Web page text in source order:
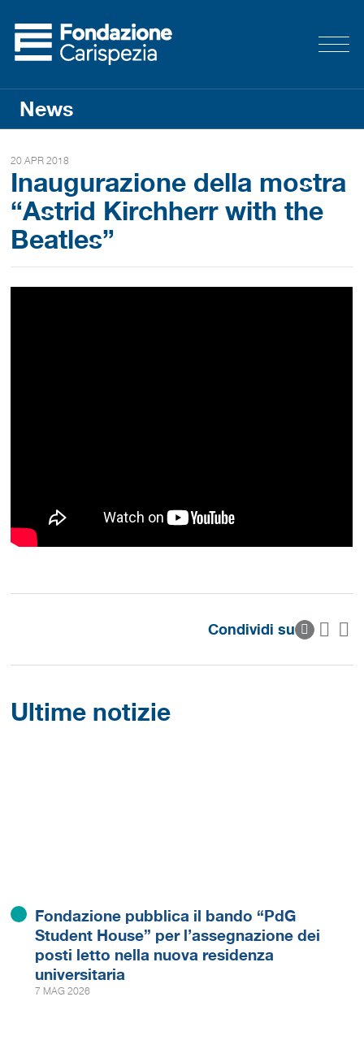
News
20 APR 2018
Inaugurazione della mostra
“Astrid Kirchherr with the
Beatles”
Condividi su
Ultime notizie
Fondazione pubblica il bando “PdG
Student House” per l’assegnazione dei
posti letto nella nuova residenza
universitaria
7 MAG 2026